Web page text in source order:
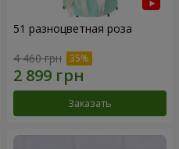
51 разноцветная роза
4 460 грн
Заказать